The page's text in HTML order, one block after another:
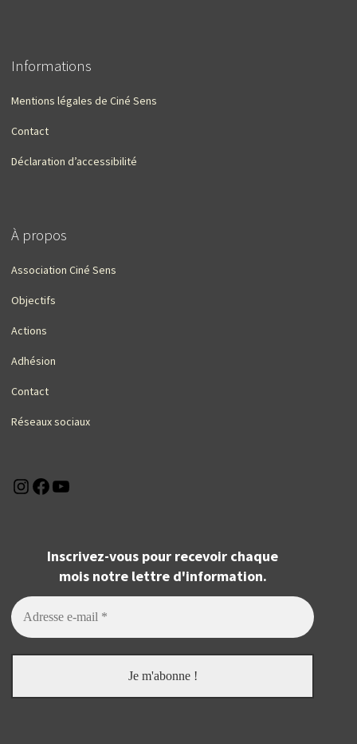
Informations
Mentions légales de Ciné Sens
Contact
Déclaration d’accessibilité
À propos
Association Ciné Sens
Objectifs
Actions
Adhésion
Contact
Réseaux sociaux
Instagram
Facebook
Inscrivez-vous pour recevoir chaque
mois notre lettre d'information.